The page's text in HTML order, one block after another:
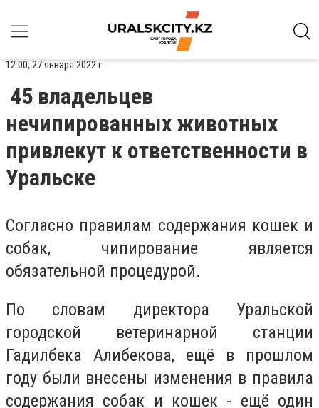
12:00, 27 января 2022 г.
45 владельцев
нечипированных животных
привлекут к ответственности в
Уральске
Согласно правилам содержания кошек и
собак, чипирование является
обязательной процедурой.
По словам директора Уральской
городской ветеринарной станции
Гадилбека Алибекова, ещё в прошлом
году были внесены изменения в правила
содержания собак и кошек - ещё один